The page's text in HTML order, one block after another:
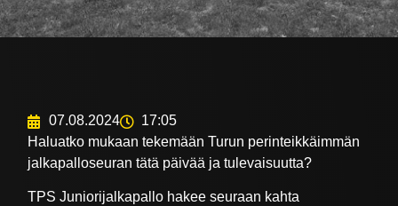
07.08.2024
17:05
Haluatko mukaan tekemään Turun perinteikkäimmän
jalkapalloseuran tätä päivää ja tulevaisuutta?
TPS Juniorijalkapallo hakee seuraan kahta